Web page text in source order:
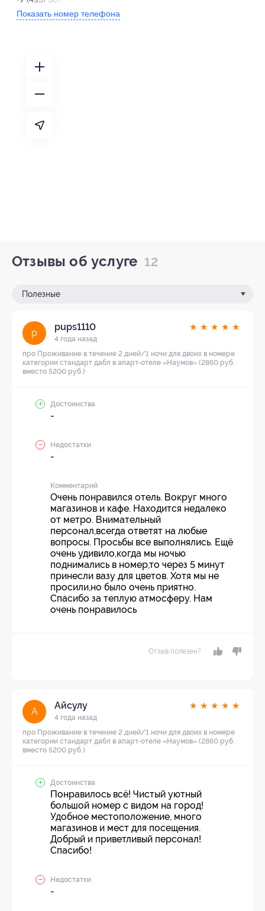
Показать номер телефона
Отзывы об услуге 12
Полезные
p
pups1110
4 года назад
★ ★ ★ ★ ★
про Проживание в течение 2 дней/1 ночи для двоих в номере
категории стандарт дабл в апарт-отеле «Наумов» (2860 руб.
вместо 5200 руб.)
Достоинства
-
Недостатки
-
Комментарий
Очень понравился отель. Вокруг много
магазинов и кафе. Находится недалеко
от метро. Внимательный
персонал,всегда ответят на любые
вопросы. Просьбы все выполнялись. Ещё
очень удивило,когда мы ночью
поднимались в номер,то через 5 минут
принесли вазу для цветов. Хотя мы не
просили,но было очень приятно.
Спасибо за теплую атмосферу. Нам
очень понравилось
Отзыв полезен?
А
Айсулу
4 года назад
★ ★ ★ ★ ★
про Проживание в течение 2 дней/1 ночи для двоих в номере
категории стандарт дабл в апарт-отеле «Наумов» (2860 руб.
вместо 5200 руб.)
Достоинства
Понравилось всё! Чистый уютный
большой номер с видом на город!
Удобное местоположение, много
магазинов и мест для посещения.
Добрый и приветливый персонал!
Спасибо!
Недостатки
-